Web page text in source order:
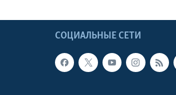
СОЦИАЛЬНЫЕ СЕТИ